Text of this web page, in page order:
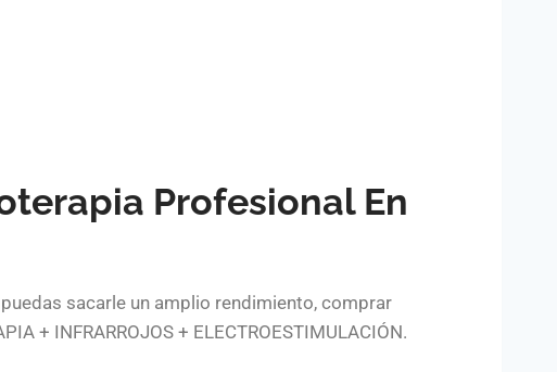
Profesional En
sacarle un amplio rendimiento, comprar
+ INFRARROJOS + ELECTROESTIMULACIÓN.